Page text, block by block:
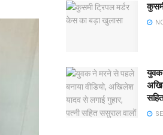
युवक